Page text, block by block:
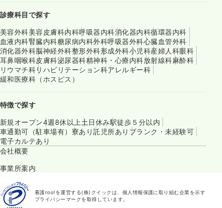
診療科目で探す
美容外科美容皮膚科内科呼吸器内科消化器内科循環器内科
血液内科腎臓内科糖尿病内科外科呼吸器外科心臓血管外科
消化器外科脳神経外科整形外科形成外科小児科産婦人科眼科
耳鼻咽喉科皮膚科泌尿器科精神科・心療内科放射線科麻酔科
リウマチ科リハビリテーション科アレルギー科
緩和医療科（ホスピス）
特徴で探す
新規オープン4週8休以上 土日休み駅徒歩５分以内
車通勤可（駐車場有） 寮あり託児所あり ブランク・未経験可
電子カルテあり
会社概要
事業所案内
看護roo!を運営する(株)クイックは、個人情報保護に取り組む企業を示す
プライバシーマークを取得しています。